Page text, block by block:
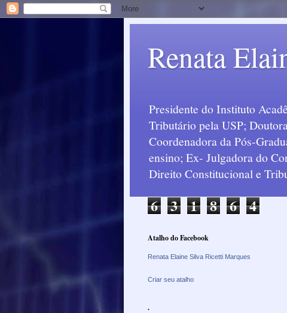
Renata
Presidente do Instituto
Tributário pela USP;
Coordenadora da Pós-
ensino; Ex- Julgadora do
Direito Constitucional e
6 3 1 8 6 4
Atalho do Facebook
Renata Elaine Silva Ricetti Marques
Criar seu atalho
.